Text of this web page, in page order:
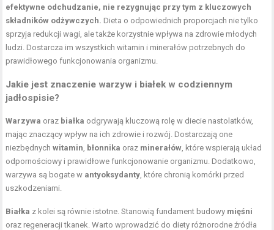
efektywne odchudzanie, nie rezygnując przy tym z kluczowych
składników odżywczych. Dieta o odpowiednich proporcjach nie tylko
sprzyja redukcji wagi, ale także korzystnie wpływa na zdrowie młodych
ludzi. Dostarcza im wszystkich witamin i minerałów potrzebnych do
prawidłowego funkcjonowania organizmu.
Jakie jest znaczenie warzyw i białek w codziennym
jadłospisie?
Warzywa oraz białka odgrywają kluczową rolę w diecie nastolatków,
mając znaczący wpływ na ich zdrowie i rozwój. Dostarczają one
niezbędnychwitamin błonnika oraz minerałów , które wspierają układ
odpornościowy i prawidłowe funkcjonowanie organizmu. Dodatkowo,
warzywa są bogate w antyoksydanty , które chronią komórki przed
uszkodzeniami.
Białka z kolei są równie istotne. Stanowią fundament budowy mięśni
oraz regeneracji tkanek. Warto wprowadzić do diety różnorodne źródła